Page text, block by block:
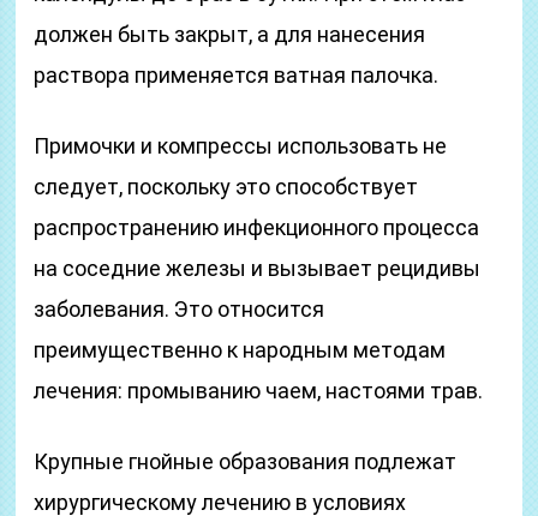
должен быть закрыт, а для нанесения
раствора применяется ватная палочка.
Примочки и компрессы использовать не
следует, поскольку это способствует
распространению инфекционного процесса
на соседние железы и вызывает рецидивы
заболевания. Это относится
преимущественно к народным методам
лечения: промыванию чаем, настоями трав.
Крупные гнойные образования подлежат
хирургическому лечению в условиях